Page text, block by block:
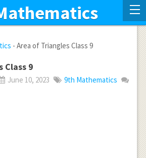
- Area of Triangles Class 9
Class 9
June 10, 2023
9th Mathematics